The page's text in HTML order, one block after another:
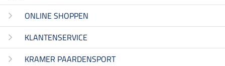
ONLINE SHOPPEN
KLANTENSERVICE
KRAMER PAARDENSPORT